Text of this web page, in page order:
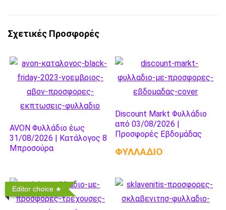
Σχετικές Προσφορές
AVON Φυλλάδιο έως
31/08/2026 | Κατάλογος 8
Μπροσούρα
Discount Markt Φυλλάδιο
από 03/08/2026 |
Προσφορές Εβδομάδας
ΦΥΛΛΑΔΙΟ
Editor choice